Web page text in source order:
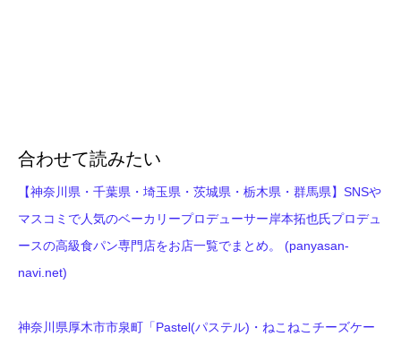
合わせて読みたい
【神奈川県・千葉県・埼玉県・茨城県・栃木県・群馬県】SNSや
マスコミで人気のベーカリープロデューサー岸本拓也氏プロデュ
ースの高級食パン専門店をお店一覧でまとめ。 (panyasan-
navi.net)
神奈川県厚木市市泉町「Pastel(パステル)・ねこねこチーズケー